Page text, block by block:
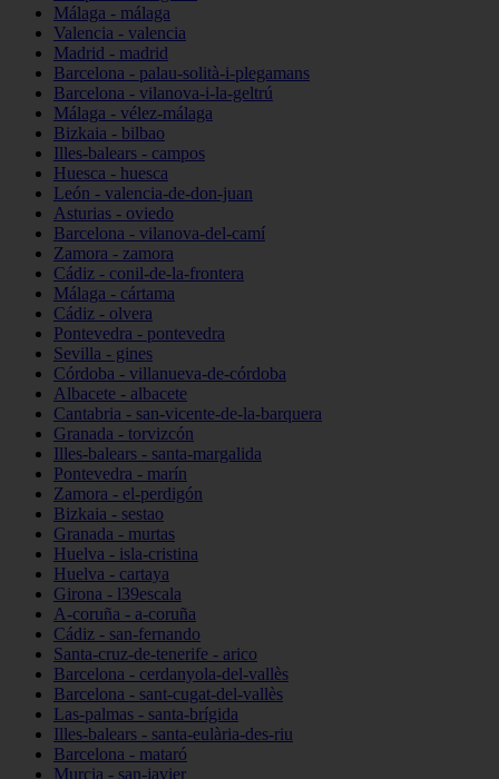
Málaga - málaga
Valencia - valencia
Madrid - madrid
Barcelona - palau-solità-i-plegamans
Barcelona - vilanova-i-la-geltrú
Málaga - vélez-málaga
Bizkaia - bilbao
Illes-balears - campos
Huesca - huesca
León - valencia-de-don-juan
Asturias - oviedo
Barcelona - vilanova-del-camí
Zamora - zamora
Cádiz - conil-de-la-frontera
Málaga - cártama
Cádiz - olvera
Pontevedra - pontevedra
Sevilla - gines
Córdoba - villanueva-de-córdoba
Albacete - albacete
Cantabria - san-vicente-de-la-barquera
Granada - torvizcón
Illes-balears - santa-margalida
Pontevedra - marín
Zamora - el-perdigón
Bizkaia - sestao
Granada - murtas
Huelva - isla-cristina
Huelva - cartaya
Girona - l39escala
A-coruña - a-coruña
Cádiz - san-fernando
Santa-cruz-de-tenerife - arico
Barcelona - cerdanyola-del-vallès
Barcelona - sant-cugat-del-vallès
Las-palmas - santa-brígida
Illes-balears - santa-eulària-des-riu
Barcelona - mataró
Murcia - san-javier